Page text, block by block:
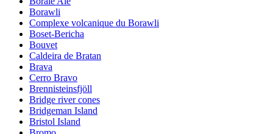
Borawli
Complexe volcanique du Borawli
Boset-Bericha
Bouvet
Caldeira de Bratan
Brava
Cerro Bravo
Brennisteinsfjöll
Bridge river cones
Bridgeman Island
Bristol Island